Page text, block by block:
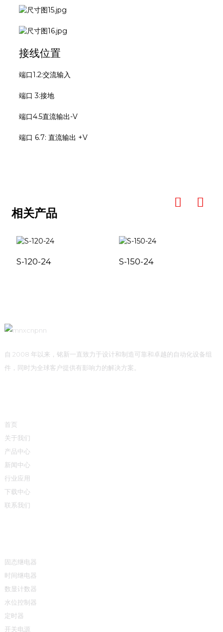
接线位置
端口1.2:交流输入
端口 3:接地
端口4.5直流输出-V
端口 6.7: 直流输出 +V
相关产品
S-120-24 S-150-24
自 2008 年以来，铭新一直致力于设计和制造可靠和卓越的自动化设备组
件，同时为全球客户提供有影响力的解决方案。
首页
关于我们
产品中心
新闻中心
行业应用
下载中心
联系我们
固态继电器
时间继电器
数显计数器
水位控制器
定时器
开关电源